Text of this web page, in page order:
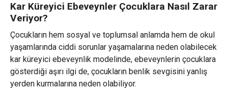
Kar Küreyici Ebeveynler Çocuklara Nasıl Zarar
Veriyor?
Çocukların hem sosyal ve toplumsal anlamda hem de okul
yaşamlarında ciddi sorunlar yaşamalarına neden olabilecek
kar küreyici ebeveynlik modelinde, ebeveynlerin çocuklara
gösterdiği aşırı ilgi de, çocukların benlik sevgisini yanlış
yerden kurmalarına neden olabiliyor.